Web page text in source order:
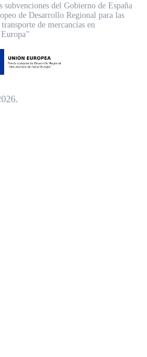
subvenciones del Gobierno de España
de Desarrollo Regional para las
de mercancías en